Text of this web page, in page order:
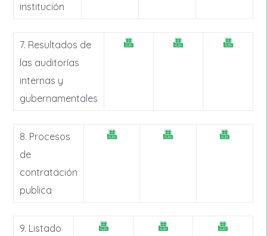
institución
7. Resultados de
las auditorías
internas y
gubernamentales
8. Procesos
de
contratación
publica
9. Listado